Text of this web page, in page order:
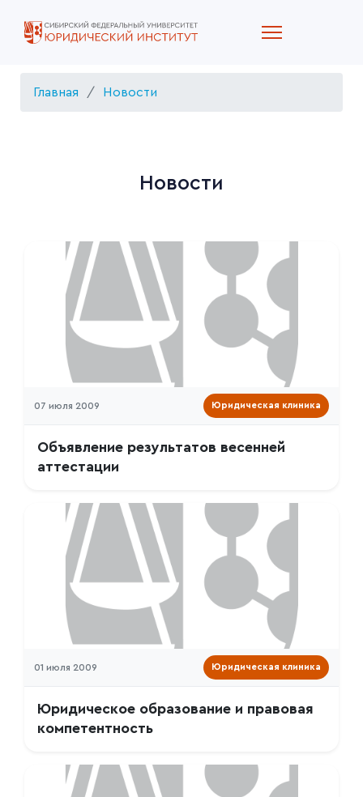
Главная Новости
Новости
07 июля 2009 Юридическая клиника
Объявление результатов весенней
аттестации
01 июля 2009 Юридическая клиника
Юридическое образование и правовая
компетентность